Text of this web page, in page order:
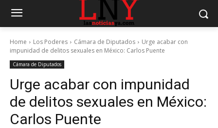
Home Los Poderes Cámara de Diputados
Urge acabar con
impunidad de delitos sexuales en México: Carlos Puente
Cámara de Diputados
Urge acabar con impunidad
de delitos sexuales en México:
Carlos Puente